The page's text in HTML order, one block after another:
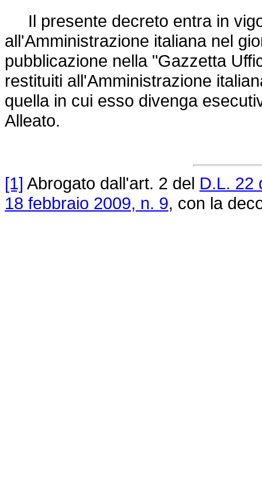
Il presente decreto entra in
all'Amministrazione italiana nel
pubblicazione nella "Gazzetta
restituiti all'Amministrazione
quella in cui esso divenga
Alleato.
[1] Abrogato dall'art. 2 del D.L. 22
18 febbraio 2009, n. 9, con la